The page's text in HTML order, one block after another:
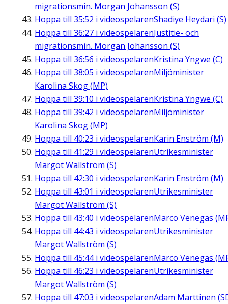
migrationsmin. Morgan Johansson (S)
Hoppa till 35:52 i videospelarenShadiye Heydari (S)
Hoppa till 36:27 i videospelarenJustitie- och
migrationsmin. Morgan Johansson (S)
Hoppa till 36:56 i videospelarenKristina Yngwe (C)
Hoppa till 38:05 i videospelarenMiljöminister
Karolina Skog (MP)
Hoppa till 39:10 i videospelarenKristina Yngwe (C)
Hoppa till 39:42 i videospelarenMiljöminister
Karolina Skog (MP)
Hoppa till 40:23 i videospelarenKarin Enström (M)
Hoppa till 41:29 i videospelarenUtrikesminister
Margot Wallström (S)
Hoppa till 42:30 i videospelarenKarin Enström (M)
Hoppa till 43:01 i videospelarenUtrikesminister
Margot Wallström (S)
Hoppa till 43:40 i videospelarenMarco Venegas
Hoppa till 44:43 i videospelarenUtrikesminister
Margot Wallström (S)
Hoppa till 45:44i videospelarenMarco Venegas
Hoppa till 46:23 i videospelarenUtrikesminister
Margot Wallström (S)
Hoppa till 47:03 i videospelarenAdam Marttinen